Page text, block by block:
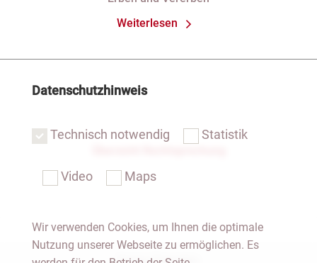
Weiterlesen
Datenschutzhinweis
Technisch notwendig Statistik
Video Maps
Wir verwenden Cookies, um Ihnen die optimale
Nutzung unserer Webseite zu ermöglichen. Es